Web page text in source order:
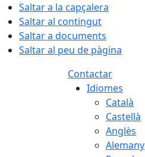
Saltar a la capçalera
Saltar al contingut
Saltar a documents
Saltar al peu de pàgina
Contactar
Idiomes
Català
Castellà
Anglès
Alemany